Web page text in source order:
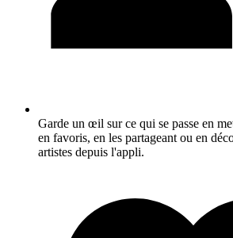
Garde un œil sur ce qui se passe en
en favoris, en les partageant ou en
artistes depuis l'appli.